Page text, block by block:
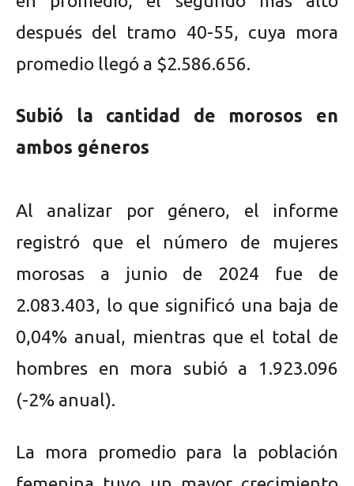
después del tramo 40-55, cuya mora
promedio llegó a $2.586.656.
Subió la cantidad de morosos en
ambos géneros
Al analizar por género, el informe
registró que el número de mujeres
morosas a junio de 2024 fue de
2.083.403, lo que significó una baja de
0,04% anual, mientras que el total de
hombres en mora subió a 1.923.096
(-2% anual).
La mora promedio para la población